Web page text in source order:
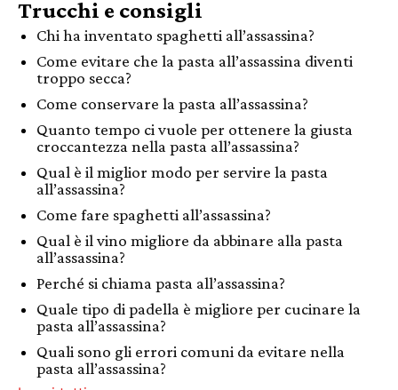
Trucchi e consigli
Chi ha inventato spaghetti all’assassina?
Come evitare che la pasta all’assassina diventi
troppo secca?
Come conservare la pasta all’assassina?
Quanto tempo ci vuole per ottenere la giusta
croccantezza nella pasta all’assassina?
Qual è il miglior modo per servire la pasta
all’assassina?
Come fare spaghetti all’assassina?
Qual è il vino migliore da abbinare alla pasta
all’assassina?
Perché si chiama pasta all’assassina?
Quale tipo di padella è migliore per cucinare la
pasta all’assassina?
Quali sono gli errori comuni da evitare nella
pasta all’assassina?